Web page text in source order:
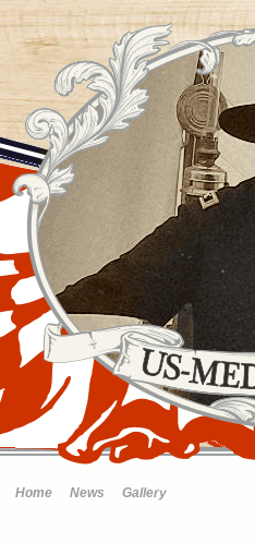
Home News Gallery